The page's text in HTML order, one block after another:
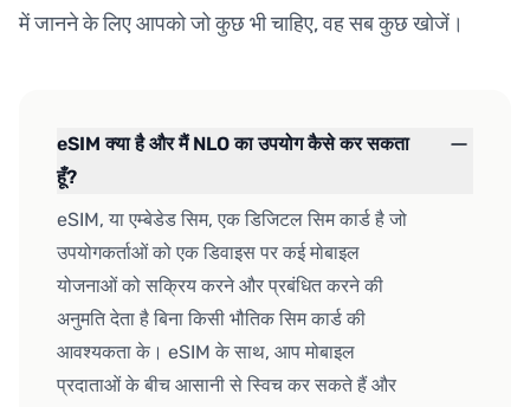
में जानने के लिए आपको जो कुछ भी चाहिए, वह सब कुछ खोजें।
eSIM क्या है और मैं NLO का उपयोग कैसे कर सकता
हूँ?
eSIM, या एम्बेडेड सिम, एक डिजिटल सिम कार्ड है जो
उपयोगकर्ताओं को एक डिवाइस पर कई मोबाइल
योजनाओं को सक्रिय करने और प्रबंधित करने की
अनुमति देता है बिना किसी भौतिक सिम कार्ड की
आवश्यकता के। eSIM के साथ, आप मोबाइल
प्रदाताओं के बीच आसानी से स्विच कर सकते हैं और